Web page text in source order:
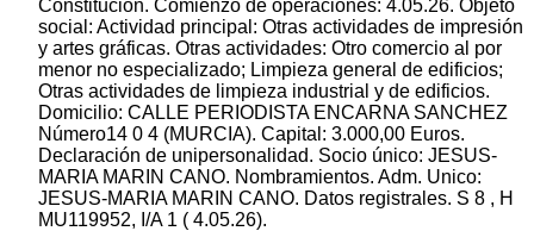
Constitución. Comienzo de operaciones: 4.05.26. Objeto
social: Actividad principal: Otras actividades de impresión
y artes gráficas. Otras actividades: Otro comercio al por
menor no especializado; Limpieza general de edificios;
Otras actividades de limpieza industrial y de edificios.
Domicilio: CALLE PERIODISTA ENCARNA SANCHEZ
Número14 0 4 (MURCIA). Capital: 3.000,00 Euros.
Declaración de unipersonalidad. Socio único: JESUS-
MARIA MARIN CANO. Nombramientos. Adm. Unico:
JESUS-MARIA MARIN CANO. Datos registrales. S 8 , H
MU119952, I/A 1 ( 4.05.26).